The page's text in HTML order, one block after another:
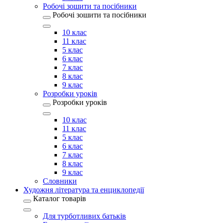
Робочі зошити та посібники
Робочі зошити та посібники
10 клас
11 клас
5 клас
6 клас
7 клас
8 клас
9 клас
Розробки уроків
Розробки уроків
10 клас
11 клас
5 клас
6 клас
7 клас
8 клас
9 клас
Словники
Художня література та енциклопедії
Каталог товарів
Для турботливих батьків